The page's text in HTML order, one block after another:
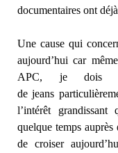
documentaires ont
Une cause qui
aujourd’hui car
APC, je dois
de jeans
l’intérêt
quelque temps
de croiser